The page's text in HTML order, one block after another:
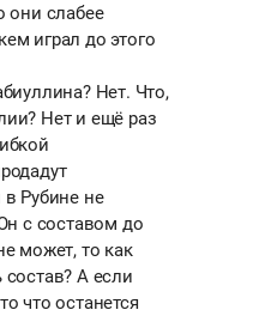
они слабее
играл до этого
Нет. Что,
Нет и ещё раз
Рубине не
с составом до
может, то как
состав? А если
что останется